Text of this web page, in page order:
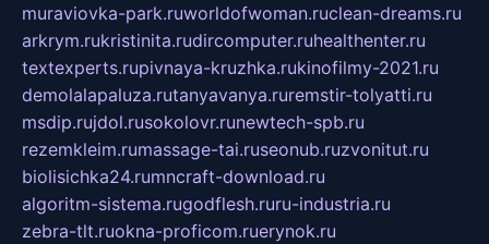
muraviovka-park.ruworldofwoman.ruclean-dreams.ru
arkrym.rukristinita.rudircomputer.ruhealthenter.ru
textexperts.rupivnaya-kruzhka.rukinofilmy-2021.ru
demolalapaluza.rutanyavanya.ruremstir-tolyatti.ru
msdip.rujdol.rusokolovr.runewtech-spb.ru
rezemkleim.rumassage-tai.ruseonub.ruzvonitut.ru
biolisichka24.rumncraft-download.ru
algoritm-sistema.rugodflesh.ruru-industria.ru
zebra-tlt.ruokna-proficom.ruerynok.ru